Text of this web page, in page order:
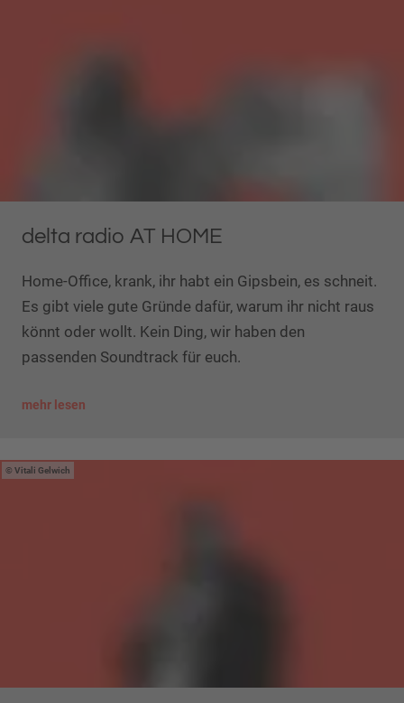
delta radio AT HOME
Home-Office, krank, ihr habt ein Gipsbein, es schneit.
Es gibt viele gute Gründe dafür, warum ihr nicht raus
könnt oder wollt. Kein Ding, wir haben den
passenden Soundtrack für euch.
mehr lesen
Vitali Gelwich